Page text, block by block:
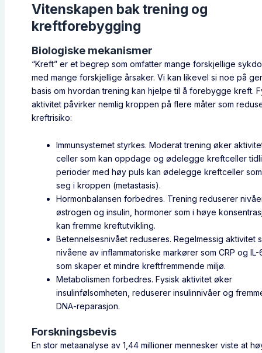
Vitenskapen bak trening og
kreftforebygging
Biologiske mekanismer
“Kreft” er et begrep som omfatter mange forskjellige
med mange forskjellige årsaker. Vi kan likevel si noe på
basis om hvordan trening kan hjelpe til å forebygge kreft.
aktivitet påvirker nemlig kroppen på flere måter som
kreftrisiko:
Immunsystemet styrkes. Moderat trening øker
celler som kan oppdage og ødelegge kreftceller
perioder med høy puls kan ødelegge kreftceller
seg i kroppen (metastasis).
Hormonbalansen forbedres. Trening reduserer
østrogen og insulin, hormoner som i høye
kan fremme kreftutvikling.
Betennelsesnivået reduseres. Regelmessig aktivitet
nivåene av inflammatoriske markører som CRP og
som skaper et mindre kreftfremmende miljø.
Metabolismen forbedres. Fysisk aktivitet øker
insulinfølsomheten, reduserer insulinnivåer og
DNA-reparasjon.
Forskningsbevis
En stor metaanalyse av 1,44 millioner mennesker viste at